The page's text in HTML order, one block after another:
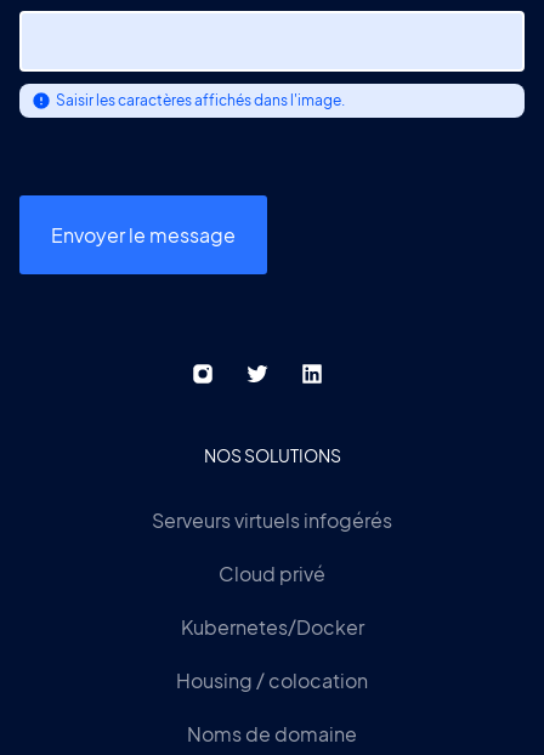
Saisir les caractères affichés dans l'image.
NOS SOLUTIONS
Serveurs virtuels infogérés
Cloud privé
Kubernetes/Docker
Housing / colocation
Noms de domaine